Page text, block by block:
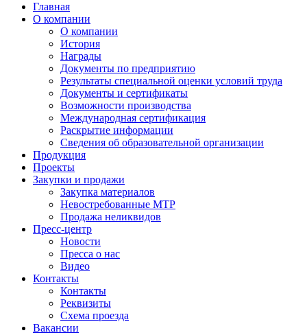
Главная
О компании
О компании
История
Награды
Документы по предприятию
Результаты специальной оценки условий труда
Документы и сертификаты
Возможности производства
Международная сертификация
Раскрытие информации
Сведения об образовательной организации
Продукция
Проекты
Закупки и продажи
Закупка материалов
Невостребованные МТР
Продажа неликвидов
Пресс-центр
Новости
Пресса о нас
Видео
Контакты
Контакты
Реквизиты
Схема проезда
Вакансии